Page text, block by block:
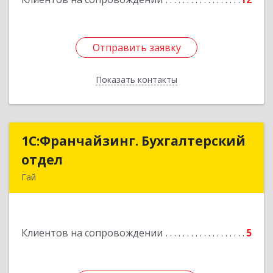
Отправить заявку
Показать контакты
Отправить заявку
Назад
1С:Франчайзинг. Бухгалтерский
отдел
Гай
Клиентов на сопровождении 5
1С:Франчайзинг. Бухгалтерский
Подробнее